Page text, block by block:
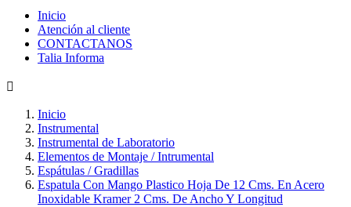
Inicio
Atención al cliente
CONTACTANOS
Talia Informa

Inicio
Instrumental
Instrumental de Laboratorio
Elementos de Montaje / Intrumental
Espátulas / Gradillas
Espatula Con Mango Plastico Hoja De 12 Cms. En Acero
Inoxidable Kramer 2 Cms. De Ancho Y Longitud